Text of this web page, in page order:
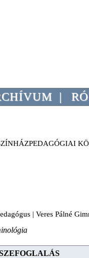
|
| Veres Pálné